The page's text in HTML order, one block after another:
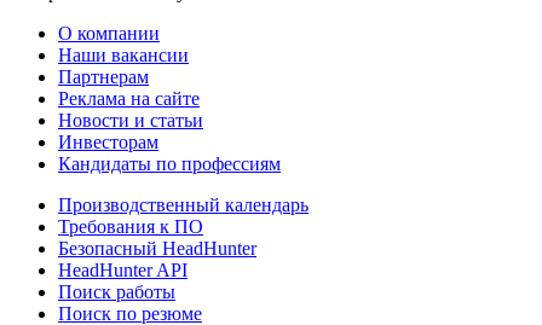
О компании
Наши вакансии
Партнерам
Реклама на сайте
Новости и статьи
Инвесторам
Кандидаты по профессиям
Производственный календарь
Требования к ПО
Безопасный HeadHunter
HeadHunter API
Поиск работы
Поиск по резюме